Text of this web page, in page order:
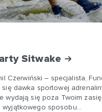
Sitwake
Czerwiński – specjalista,
dawka sportowej
wydają się poza Twoim
wyjątkowego sposobu…